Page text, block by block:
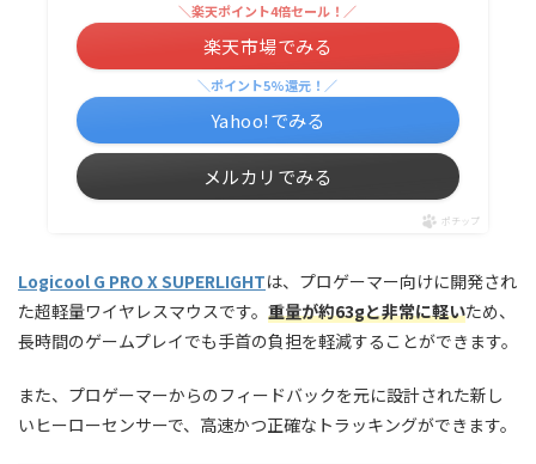
＼楽天ポイント4倍セール！／
楽天市場でみる
＼ポイント5%還元！／
Yahoo!でみる
メルカリでみる
ポチップ
Logicool G PRO X SUPERLIGHTは、プロゲーマー向けに開発され
た超軽量ワイヤレスマウスです。 重量が約63gと非常に軽いため、
長時間のゲームプレイでも手首の負担を軽減することができます。
また、プロゲーマーからのフィードバックを元に設計された新し
いヒーローセンサーで、高速かつ正確なトラッキングができます。